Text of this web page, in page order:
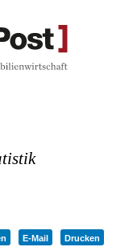
E-Mail Drucken